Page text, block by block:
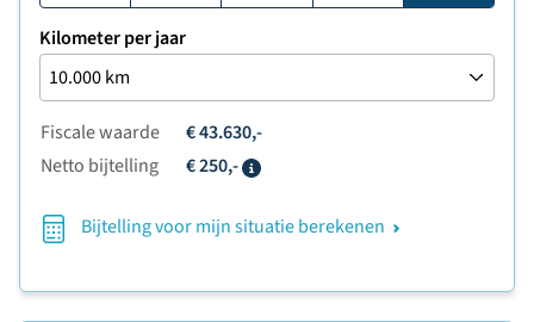
Kilometer per jaar
Fiscale waarde
€ 43.630,-
Netto bijtelling
€ 250,-
Bijtelling voor mijn situatie berekenen